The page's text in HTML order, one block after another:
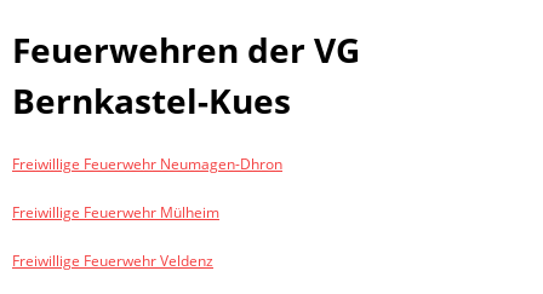
Feuerwehren der VG
Bernkastel-Kues
Freiwillige Feuerwehr Neumagen-Dhron
Freiwillige Feuerwehr Mülheim
Freiwillige Feuerwehr Veldenz